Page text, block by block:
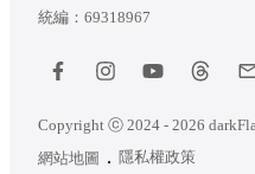
統編：69318967
Copyright ⓒ 2024 - 2026
網站地圖
隱私權政策